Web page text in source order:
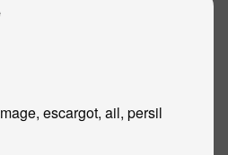
escargot, ail, persil